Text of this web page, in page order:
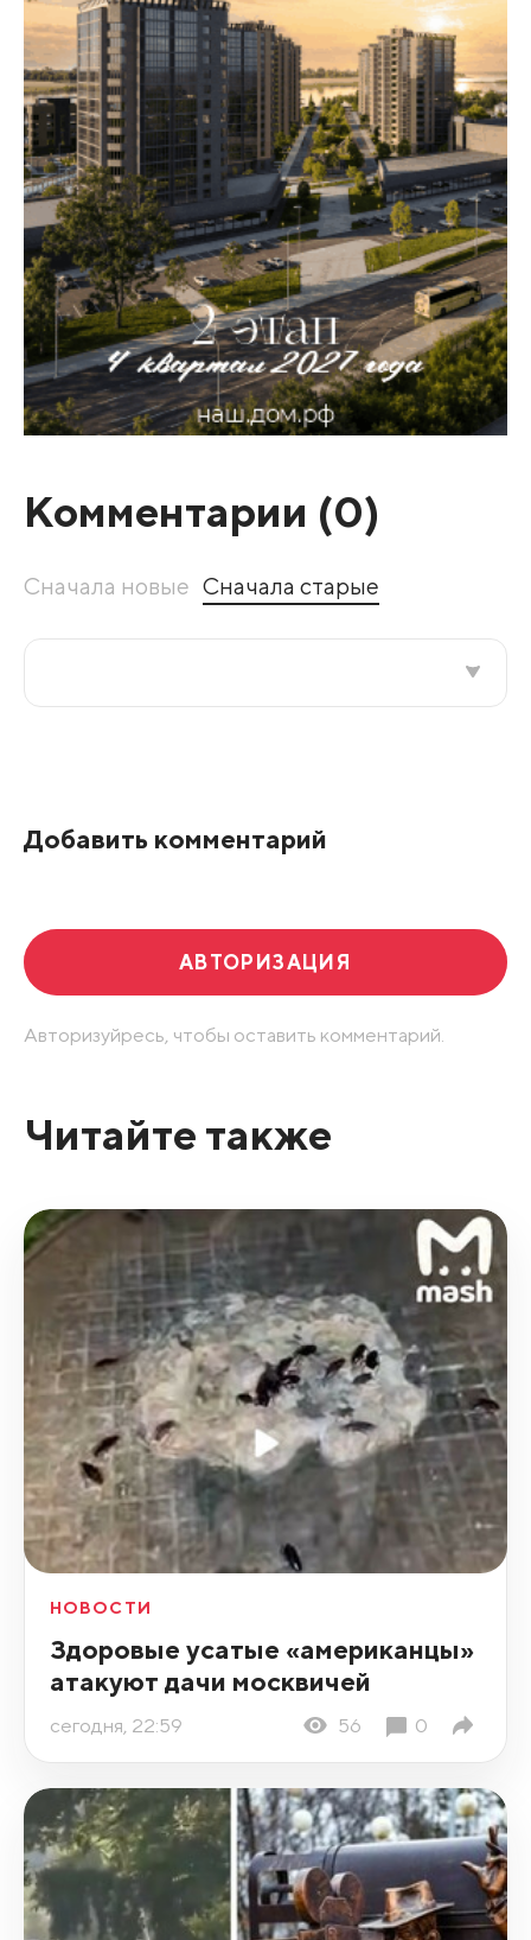
Комментарии (0)
Сначала новые Сначала старые
Добавить комментарий
АВТОРИЗАЦИЯ
Авторизуйресь, чтобы оставить комментарий.
Читайте также
НОВОСТИ
Здоровые усатые «американцы»
атакуют дачи москвичей
сегодня, 22:59 56 0